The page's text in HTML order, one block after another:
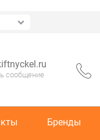
сообщение
Бренды